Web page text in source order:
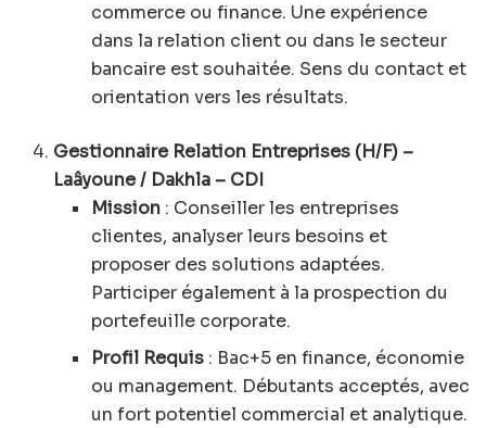
commerce ou finance. Une expérience
dans la relation client ou dans le secteur
bancaire est souhaitée. Sens du contact et
orientation vers les résultats.
Gestionnaire Relation Entreprises (H/F) –
Laâyoune / Dakhla – CDI
Mission: Conseiller les entreprises
clientes, analyser leurs besoins et
proposer des solutions adaptées.
Participer également à la prospection du
portefeuille corporate.
Profil Requis: Bac+5 en finance, économie
ou management. Débutants acceptés, avec
un fort potentiel commercial et analytique.